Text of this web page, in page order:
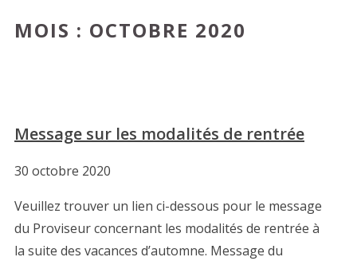
MOIS : OCTOBRE 2020
Message sur les modalités de rentrée
30 octobre 2020
Veuillez trouver un lien ci-dessous pour le message
du Proviseur concernant les modalités de rentrée à
la suite des vacances d’automne. Message du